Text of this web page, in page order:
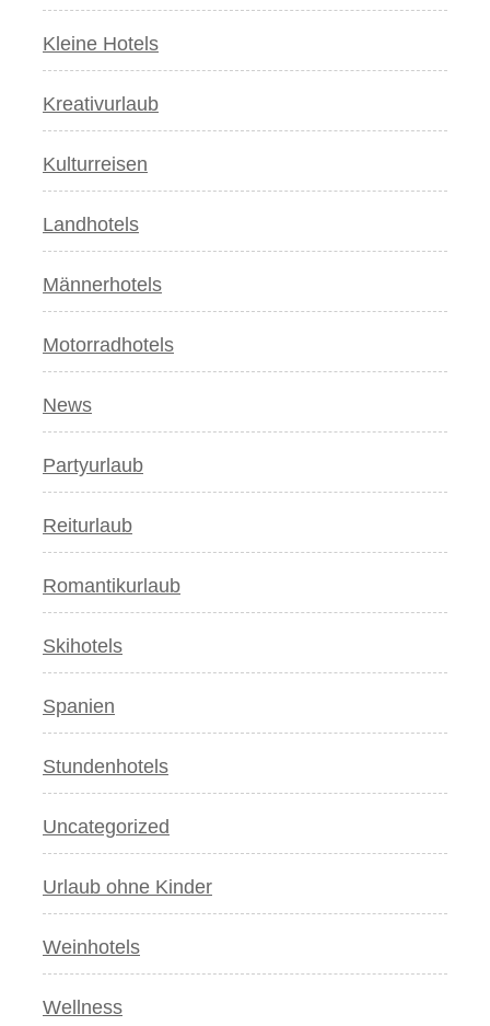
Kleine Hotels
Kreativurlaub
Kulturreisen
Landhotels
Männerhotels
Motorradhotels
News
Partyurlaub
Reiturlaub
Romantikurlaub
Skihotels
Spanien
Stundenhotels
Uncategorized
Urlaub ohne Kinder
Weinhotels
Wellness